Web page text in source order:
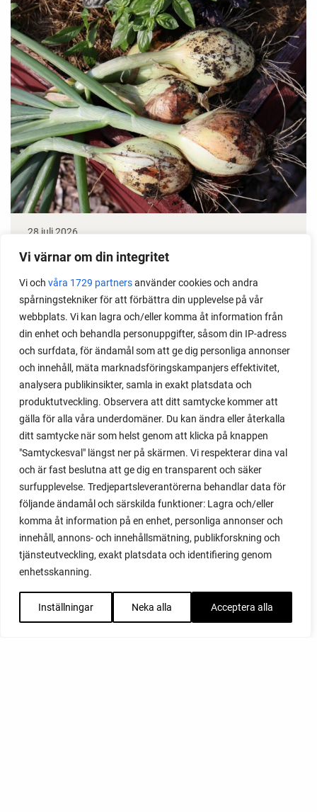
Vi värnar om din integritet
Vi och våra 1729 partnersanvänder cookies och andra
spårningstekniker för att förbättra din upplevelse på vår
webbplats. Vi kan lagra och/eller komma åt information från
din enhet och behandla personuppgifter, såsom din IP-adress
och surfdata, för ändamål som att ge dig personliga annonser
och innehåll, mäta marknadsföringskampanjers effektivitet,
analysera publikinsikter, samla in exakt platsdata och
produktutveckling. Observera att ditt samtycke kommer att
gälla för alla våra underdomäner. Du kan ändra eller återkalla
ditt samtycke när som helst genom att klicka på knappen
"Samtyckesval" längst ner på skärmen. Vi respekterar dina val
och är fast beslutna att ge dig en transparent och säker
surfupplevelse. Tredjepartsleverantörerna behandlar data för
följande ändamål och särskilda funktioner: Lagra och/eller
komma åt information på en enhet, personliga annonser och
innehåll, annons- och innehållsmätning, publikforskning och
tjänsteutveckling, exakt platsdata och identifiering genom
enhetsskanning.
Inställningar Neka alla Acceptera alla
28 juli 2026
Odla lök från frö - Stor skörd
Det är lätt att lyckas med lök från frö. Följ min sådd
under säsongen och få tips om hur du sår, skolar
om, planterar och skördar egen lök.